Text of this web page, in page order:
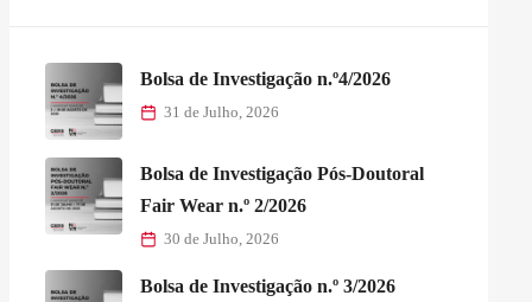
Bolsa de Investigação n.º4/2026
31 de Julho, 2026
Bolsa de Investigação Pós-Doutoral
Fair Wear n.º 2/2026
30 de Julho, 2026
Bolsa de Investigação n.º 3/2026